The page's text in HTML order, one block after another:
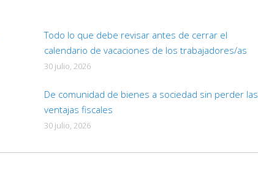
Todo lo que debe revisar antes de cerrar el
calendario de vacaciones de los trabajadores/as
30 julio, 2026
De comunidad de bienes a sociedad sin perder las
ventajas fiscales
30 julio, 2026